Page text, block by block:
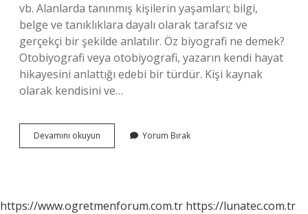
vb. Alanlarda tanınmış kişilerin yaşamları; bilgi,
belge ve tanıklıklara dayalı olarak tarafsız ve
gerçekçi bir şekilde anlatılır. Öz biyografi ne demek?
Otobiyografi veya otobiyografi, yazarın kendi hayat
hikayesini anlattığı edebi bir türdür. Kişi kaynak
olarak kendisini ve…
Devamını okuyun Biyografi
Nedir
Yorum Bırak
https://www.ogretmenforum.com.tr https://lunatec.com.tr